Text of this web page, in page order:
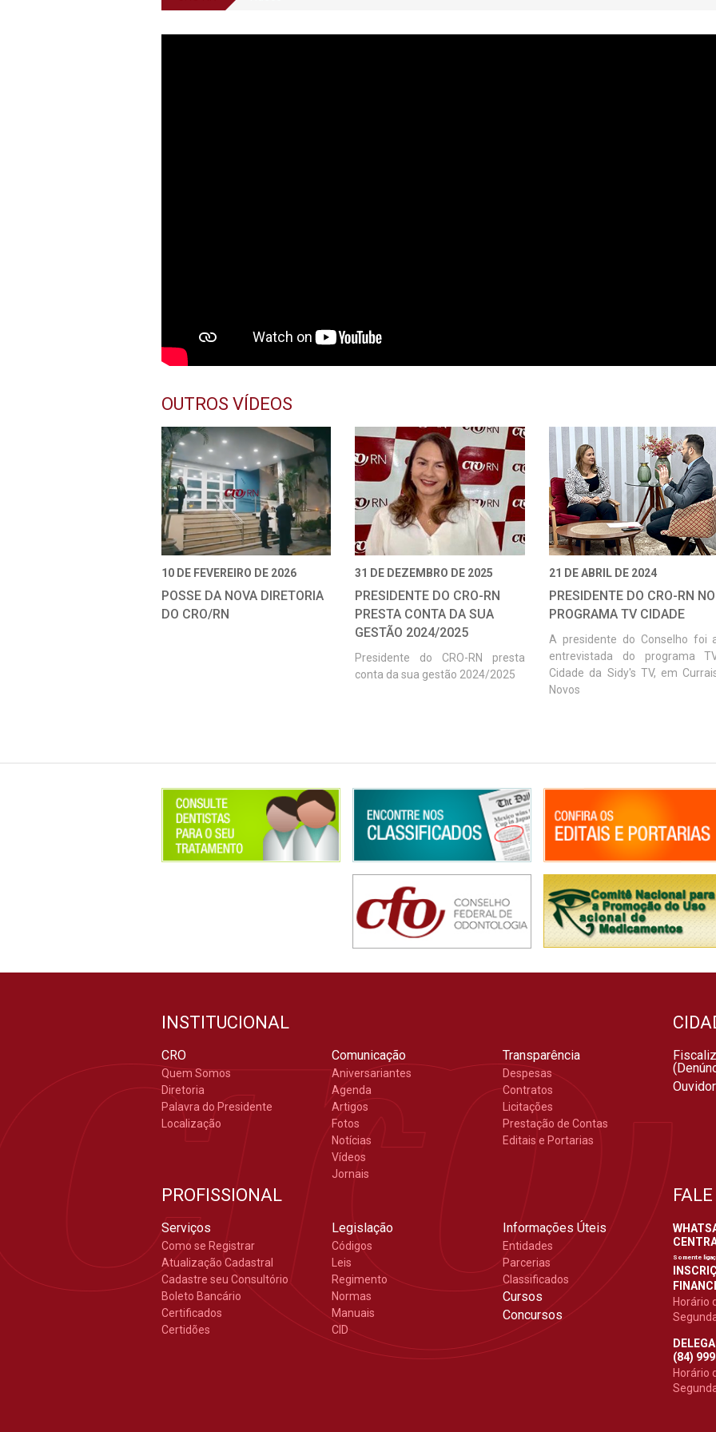
OUTROS VÍDEOS
10 DE FEVEREIRO DE 2026
POSSE DA NOVA DIRETORIA
DO CRO/RN
31 DE DEZEMBRO DE 2025
PRESIDENTE DO CRO-RN
PRESTA CONTA DA SUA
GESTÃO 2024/2025
Presidente do CRO-RN presta
conta da sua gestão 2024/2025
21 DE ABRIL DE 2024
PRESIDENTE DO CRO-RN NO
PROGRAMA TV CIDADE
A presidente do Conselho foi
entrevistada do programa
Cidade da Sidy's TV, em
Novos
INSTITUCIONAL
CRO
Quem Somos
Diretoria
Palavra do Presidente
Localização
Comunicação
Aniversariantes
Agenda
Artigos
Fotos
Notícias
Vídeos
Jornais
Transparência
Despesas
Contratos
Licitações
Prestação de Contas
Editais e Portarias
PROFISSIONAL
Serviços
Como se Registrar
Atualização Cadastral
Cadastre seu Consultório
Boleto Bancário
Certificados
Certidões
Legislação
Códigos
Leis
Regimento
Normas
Manuais
CID
Informações Úteis
Entidades
Parcerias
Classificados
Cursos
Concursos
Somente
Horário
(84)
Horário